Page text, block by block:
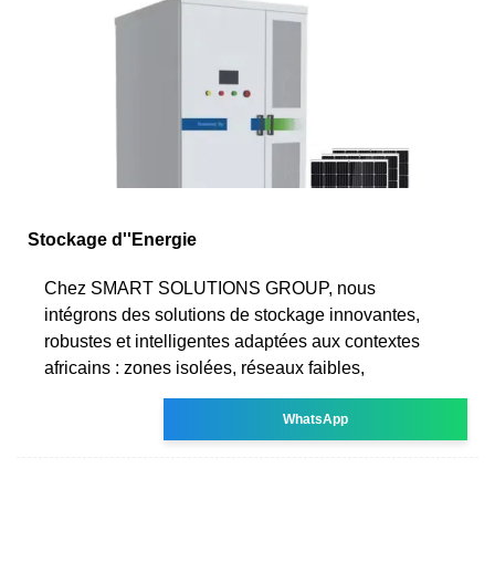
Stockage d''Energie
Chez SMART SOLUTIONS GROUP, nous
intégrons des solutions de stockage innovantes,
robustes et intelligentes adaptées aux contextes
africains : zones isolées, réseaux faibles,
WhatsApp